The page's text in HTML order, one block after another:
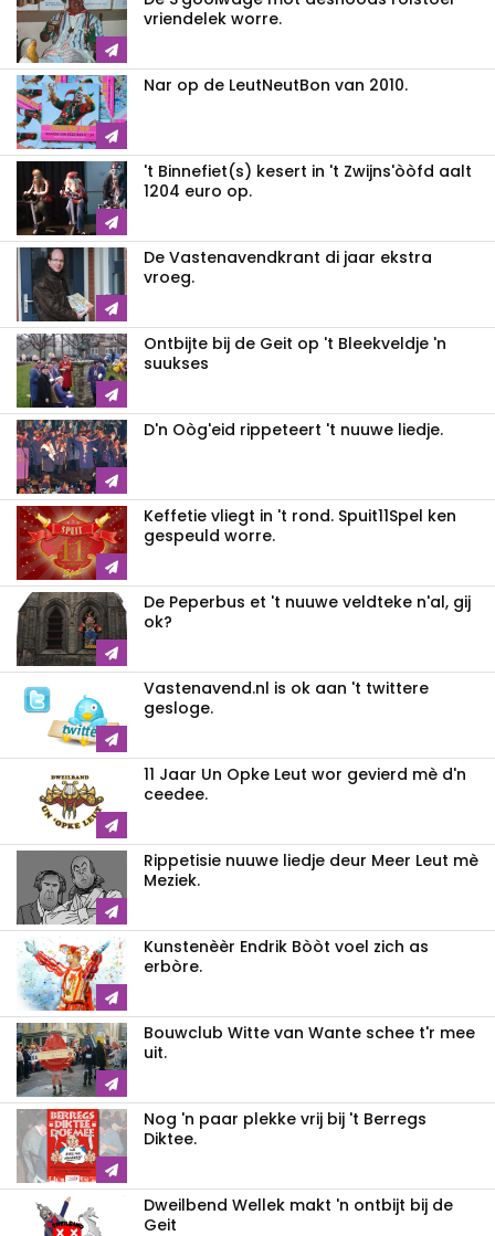
vriendelek worre.
Nar op de LeutNeutBon van 2010.
't Binnefiet(s) kesert in 't Zwijns'òòfd aalt
1204 euro op.
De Vastenavendkrant di jaar ekstra
vroeg.
Ontbijte bij de Geit op 't Bleekveldje 'n
suukses
D'n Oòg'eid rippeteert 't nuuwe liedje.
Keffetie vliegt in 't rond. Spuit11Spel ken
gespeuld worre.
De Peperbus et 't nuuwe veldteke n'al, gij
ok?
Vastenavend.nl is ok aan 't twittere
gesloge.
11 Jaar Un Opke Leut wor gevierd mè d'n
ceedee.
Rippetisie nuuwe liedje deur Meer Leut mè
Meziek.
Kunstenèèr Endrik Bòòt voel zich as
erbòre.
Bouwclub Witte van Wante schee t'r mee
uit.
Nog 'n paar plekke vrij bij 't Berregs
Diktee.
Dweilbend Wellek makt 'n ontbijt bij de
Geit